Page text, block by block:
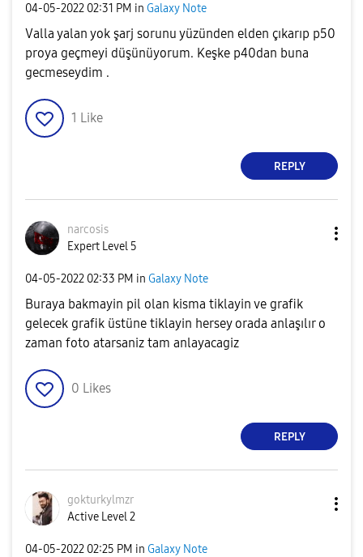
‎04-05-2022 02:31 PM in Galaxy Note
Valla yalan yok şarj sorunu yüzünden elden çıkarıp p50
proya geçmeyi düşünüyorum. Keşke p40dan buna
gecmeseydim .
1 Like
REPLY
narcosis
Expert Level 5
‎04-05-2022 02:33 PM in Galaxy Note
Buraya bakmayin pil olan kisma tiklayin ve grafik
gelecek grafik üstüne tiklayin hersey orada anlaşılır o
zaman foto atarsaniz tam anlayacagiz
0 Likes
REPLY
gokturkylmzr
Active Level 2
‎04-05-2022 02:25 PM in Galaxy Note